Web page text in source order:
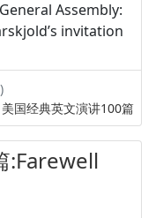
Assembly:
invitation
美国经典英文演讲100篇
:Farewell